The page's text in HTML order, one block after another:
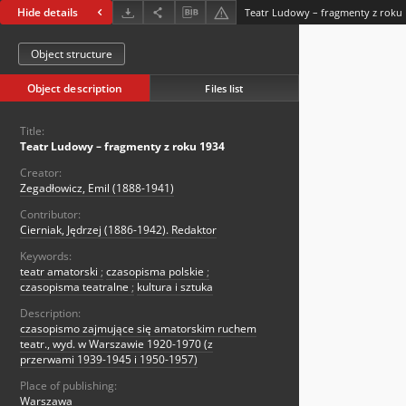
Hide details Teatr Ludowy – fragmenty z roku
Object structure
Object description Files list
Title:
Teatr Ludowy – fragmenty z roku 1934
Creator:
Zegadłowicz, Emil (1888-1941)
Contributor:
Cierniak, Jędrzej (1886-1942). Redaktor
Keywords:
teatr amatorski ; czasopisma polskie ;
czasopisma teatralne ; kultura i sztuka
Description:
czasopismo zajmujące się amatorskim ruchem
teatr., wyd. w Warszawie 1920-1970 (z
przerwami 1939-1945 i 1950-1957)
Place of publishing:
Warszawa